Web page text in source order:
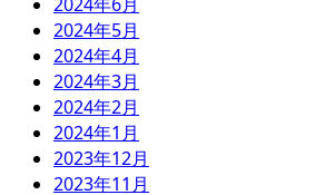
2024年5月
2024年4月
2024年3月
2024年2月
2024年1月
2023年12月
2023年11月